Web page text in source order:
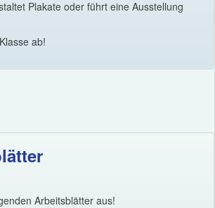
Plakate oder führt eine Ausstellung
ab!
Arbeitsblätter aus!